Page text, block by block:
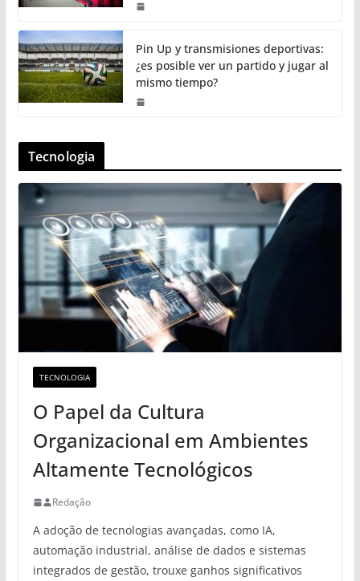
Pin Up y transmisiones deportivas:
¿es posible ver un partido y jugar al
mismo tiempo?
Tecnologia
TECNOLOGIA
O Papel da Cultura
Organizacional em Ambientes
Altamente Tecnológicos
Redação
A adoção de tecnologias avançadas, como IA,
automação industrial, análise de dados e sistemas
integrados de gestão, trouxe ganhos significativos